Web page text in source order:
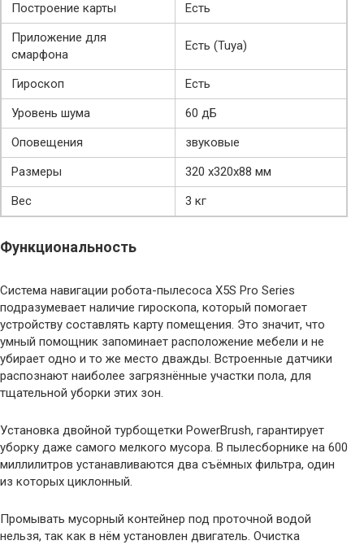
Построение карты
Есть
Приложение для
смарфона
Есть (Tuya)
Гироскоп
Есть
Уровень шума
60 дБ
Оповещения
звуковые
Размеры
320 х320х88 мм
Вес
3 кг
Функциональность
Система навигации робота-пылесоса X5S Pro Series
подразумевает наличие гироскопа, который помогает
устройству составлять карту помещения. Это значит, что
умный помощник запоминает расположение мебели и не
убирает одно и то же место дважды. Встроенные датчики
распознают наиболее загрязнённые участки пола, для
тщательной уборки этих зон.
Установка двойной турбощетки PowerBrush, гарантирует
уборку даже самого мелкого мусора. В пылесборнике на 600
миллилитров устанавливаются два съёмных фильтра, один
из которых циклонный.
Промывать мусорный контейнер под проточной водой
нельзя, так как в нём установлен двигатель. Очистка